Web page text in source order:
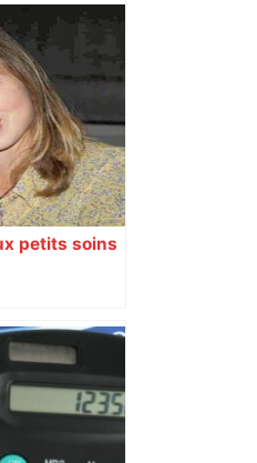
l’OM en
tirs au but
petits soins